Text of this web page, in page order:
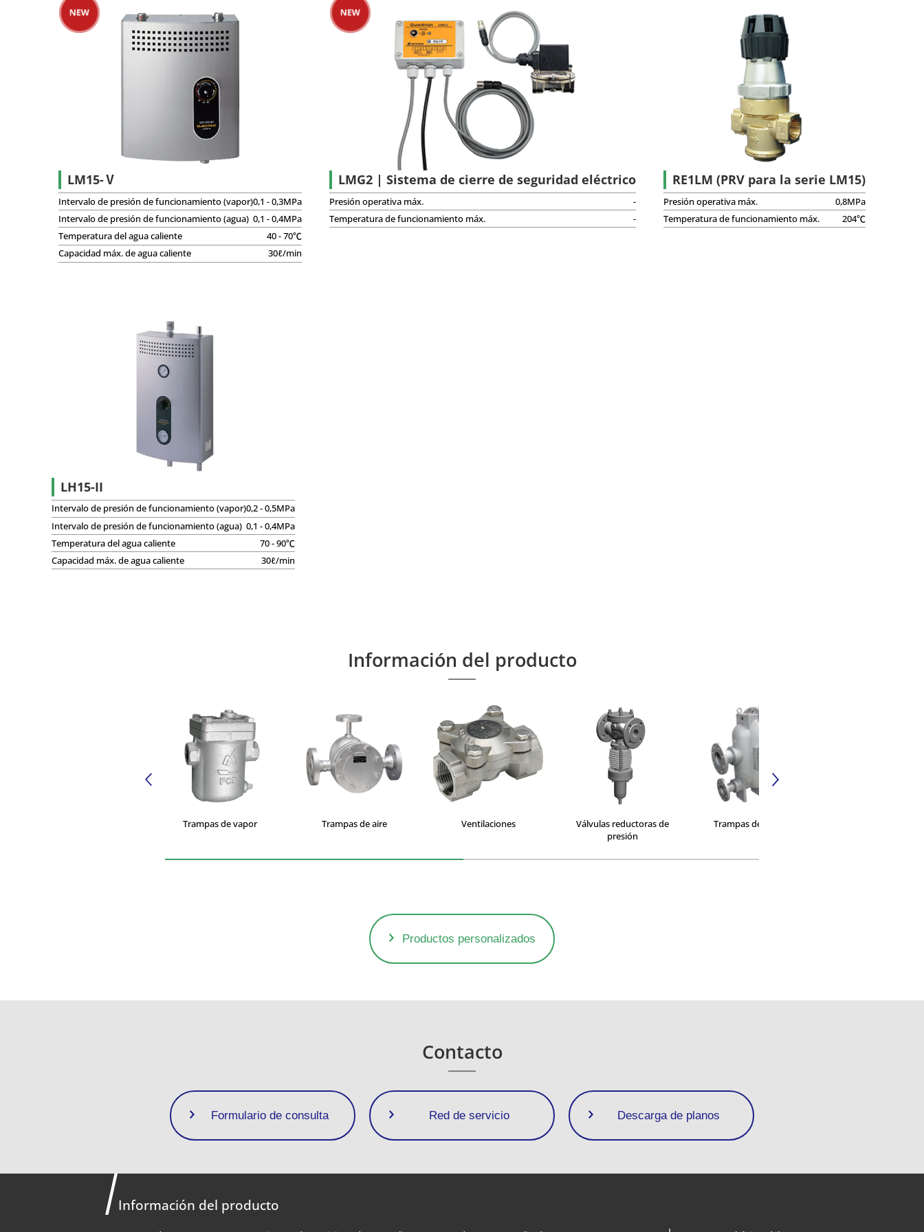
Productos personalizados Buscar por modelo
Buscar trampas de vapor
por aplicación o material
Productos de fin de venta
LM15-Ⅴ
Intervalo de presión de funcionamiento (vapor)0,1 - 0,3MPa
Intervalo de presión de funcionamiento (agua) 0,1 - 0,4MPa
Temperatura del agua caliente
40 - 70℃
Capacidad máx. de agua caliente
30ℓ/min
LMG2 | Sistema de cierre de seguridad eléctrico
Presión operativa máx.
-
Temperatura de funcionamiento máx.
-
RE1LM (PRV para la serie LM15)
Presión operativa máx.
0,8MPa
Temperatura de funcionamiento máx.
204℃
LH15-II
Intervalo de presión de funcionamiento (vapor)0,2 - 0,5MPa
Intervalo de presión de funcionamiento (agua) 0,1 - 0,4MPa
Temperatura del agua caliente
70 - 90℃
Capacidad máx. de agua caliente
30ℓ/min
Información del producto
Trampas de vapor Trampas de aire Ventilaciones
Válvulas reductoras de
presión
Trampas de bombeo
Productos personalizados
Contacto
Formulario de consulta Red de servicio Descarga de planos
Información del producto